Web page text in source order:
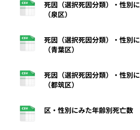
死因（選択死因分類）・性別
（泉区）
死因（選択死因分類）・性別
（青葉区）
死因（選択死因分類）・性別
（都筑区）
区・性別にみた年齢別死亡数